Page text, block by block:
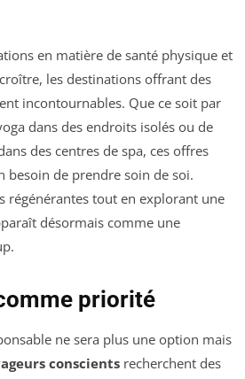
en matière de santé physique et
les destinations offrant des
incontournables. Que ce soit par
dans des endroits isolés ou de
des centres de spa, ces offres
besoin de prendre soin de soi.
régénérantes tout en explorant une
désormais comme une
priorité
ne sera plus une option mais
conscients recherchent des